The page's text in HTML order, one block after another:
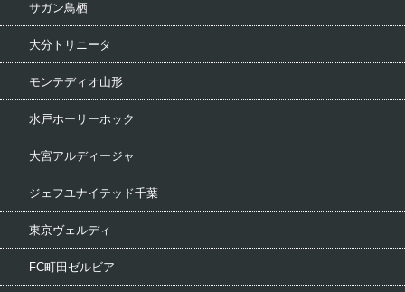
サガン鳥栖
大分トリニータ
モンテディオ山形
水戸ホーリーホック
大宮アルディージャ
ジェフユナイテッド千葉
東京ヴェルディ
FC町田ゼルビア